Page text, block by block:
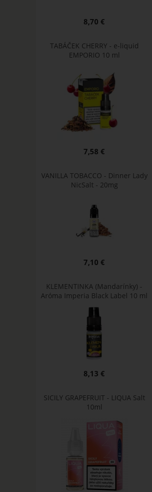
8,70 €
TABÁČEK CHERRY - e-liquid
EMPORIO 10 ml
7,58 €
VANILLA TOBACCO - Dinner Lady
NicSalt - 20mg
7,10 €
KLEMENTINKA (Mandarínky) -
Aróma Imperia Black Label 10 ml
8,13 €
SICILY GRAPEFRUIT - LIQUA Salt
10ml